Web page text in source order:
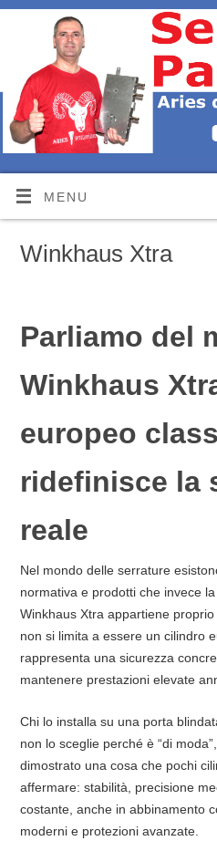
MENU
Winkhaus Xtra
Parliamo del
Winkhaus
europeo
ridefinisce la
reale
Nel mondo delle serrature
normativa e prodotti che invece
Winkhaus Xtra appartiene
non si limita a essere un cilindro
rappresenta una sicurezza
mantenere prestazioni elevate
Chi lo installa su una porta
non lo sceglie perché è “di
dimostrato una cosa che pochi
affermare: stabilità, precisione
costante, anche in abbinamento
moderni e protezioni avanzate.